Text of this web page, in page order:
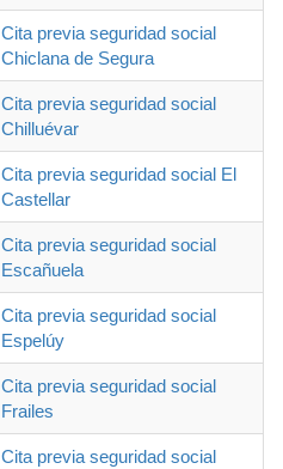
Cita previa seguridad social
Chiclana de Segura
Cita previa seguridad social
Chilluévar
Cita previa seguridad social El
Castellar
Cita previa seguridad social
Escañuela
Cita previa seguridad social
Espelúy
Cita previa seguridad social
Frailes
Cita previa seguridad social